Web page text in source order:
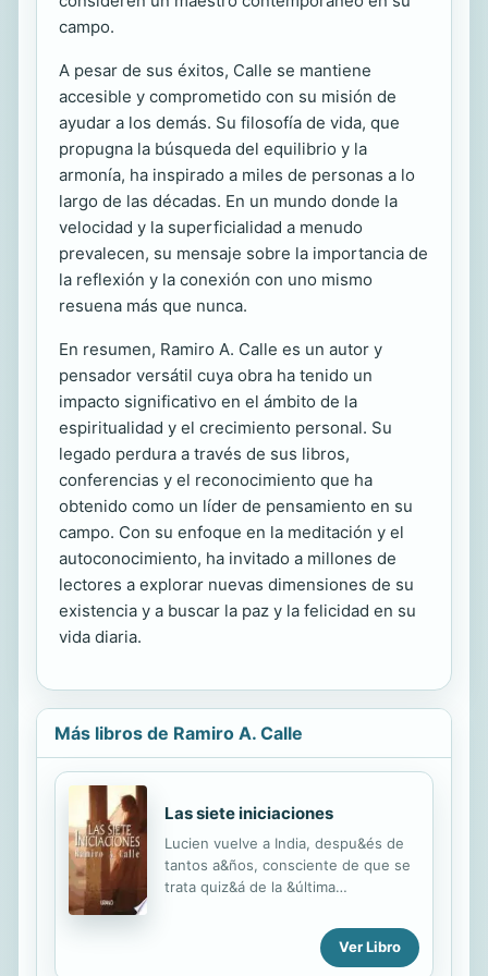
campo.
A pesar de sus éxitos, Calle se mantiene
accesible y comprometido con su misión de
ayudar a los demás. Su filosofía de vida, que
propugna la búsqueda del equilibrio y la
armonía, ha inspirado a miles de personas a lo
largo de las décadas. En un mundo donde la
velocidad y la superficialidad a menudo
prevalecen, su mensaje sobre la importancia de
la reflexión y la conexión con uno mismo
resuena más que nunca.
En resumen, Ramiro A. Calle es un autor y
pensador versátil cuya obra ha tenido un
impacto significativo en el ámbito de la
espiritualidad y el crecimiento personal. Su
legado perdura a través de sus libros,
conferencias y el reconocimiento que ha
obtenido como un líder de pensamiento en su
campo. Con su enfoque en la meditación y el
autoconocimiento, ha invitado a millones de
lectores a explorar nuevas dimensiones de su
existencia y a buscar la paz y la felicidad en su
vida diaria.
Más libros de Ramiro A. Calle
Las siete iniciaciones
Lucien vuelve a India, despu&és de
tantos a&ños, consciente de que se
trata quiz&á de la &última
mismo. Marta, la mujer a quien
amaba con locura, acaba de morir
Ver Libro